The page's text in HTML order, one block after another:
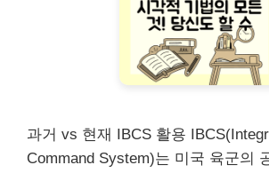
과거 vs 현재 IBCS 활용
Command System)는 미국 육군의